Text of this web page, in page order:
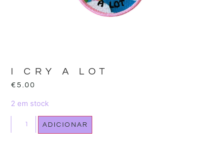
I CRY A LOT
€5.00
2 em stock
ADICIONAR